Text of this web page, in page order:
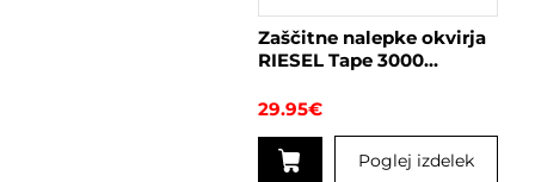
strani
izdelka
Zaščitne nalepke okvirja
RIESEL Tape 3000
29.95€
Poglej izdelek